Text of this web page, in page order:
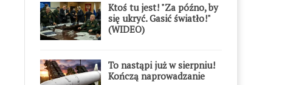
Ktoś tu jest! "Za późno, by
się ukryć. Gasić światło!"
(WIDEO)
To nastąpi już w sierpniu!
Kończą naprowadzanie